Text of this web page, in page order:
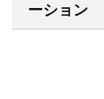
ーション